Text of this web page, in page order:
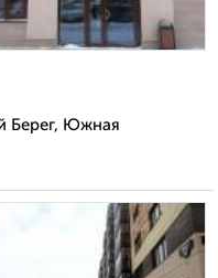
Берег, Южная